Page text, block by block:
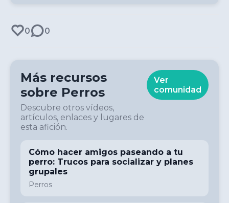
0 0
Más recursos
sobre Perros
Descubre otros vídeos,
artículos, enlaces y lugares de
esta afición.
Ver
comunidad
Cómo hacer amigos paseando a tu
perro: Trucos para socializar y planes
grupales
Perros